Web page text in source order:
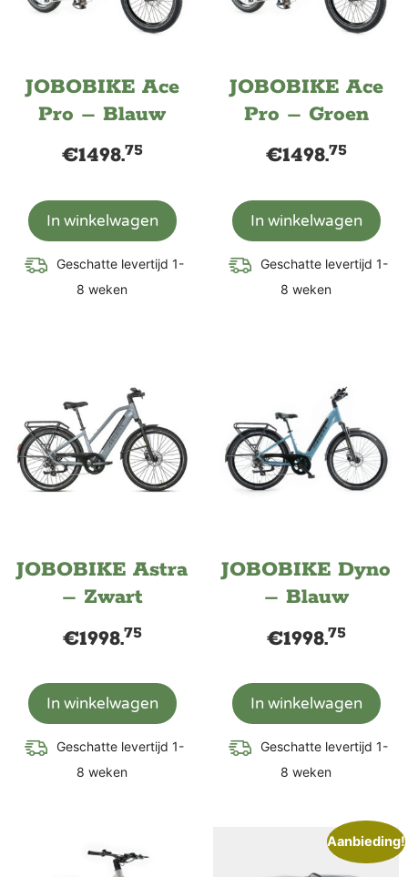
JOBOBIKE Ace
Pro – Blauw
€1498.75
In winkelwagen
Geschatte levertijd 1-
8 weken
JOBOBIKE Ace
Pro – Groen
€1498.75
In winkelwagen
Geschatte levertijd 1-
8 weken
JOBOBIKE Astra
– Zwart
€1998.75
In winkelwagen
Geschatte levertijd 1-
8 weken
JOBOBIKE Dyno
– Blauw
€1998.75
In winkelwagen
Geschatte levertijd 1-
8 weken
Aanbieding!